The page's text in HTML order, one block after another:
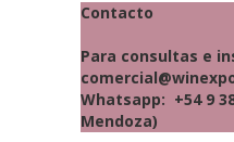
Contacto
Para consultas e
Whatsapp: +54 9
Mendoza)